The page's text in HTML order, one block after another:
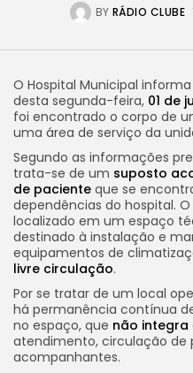
BY RÁDIO CLUBE
O Hospital Municipal
desta segunda-feira, 01 de
foi encontrado o corpo de
uma área de serviço da
Segundo as informações
trata-se de um suposto
de paciente que se
dependências do hospital.
localizado em um espaço
destinado à instalação e
equipamentos de
livre circulação.
Por se tratar de um local
há permanência contínua
no espaço, que não integra
atendimento, circulação de
acompanhantes.